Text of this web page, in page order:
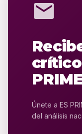
mail
crítico
Únete a ES
del análisis